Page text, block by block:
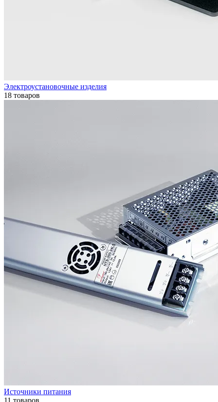
Электроустановочные изделия
18 товаров
Источники питания
11 товаров